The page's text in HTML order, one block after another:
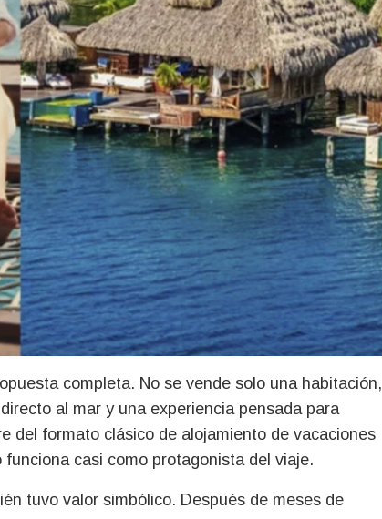
completa. No se vende solo una habitación,
al mar y una experiencia pensada para
del formato clásico de alojamiento de vacaciones
casi como protagonista del viaje.
tuvo valor simbólico. Después de meses de